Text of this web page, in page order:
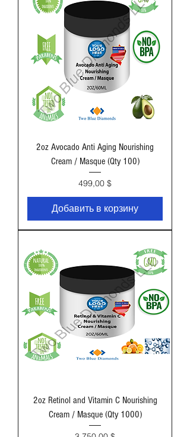
2oz Avocado Anti Aging Nourishing
Cream / Masque (Qty 100)
Цена
499,00 $
Добавить в корзину
2oz Retinol and Vitamin C Nourishing
Cream / Masque (Qty 1000)